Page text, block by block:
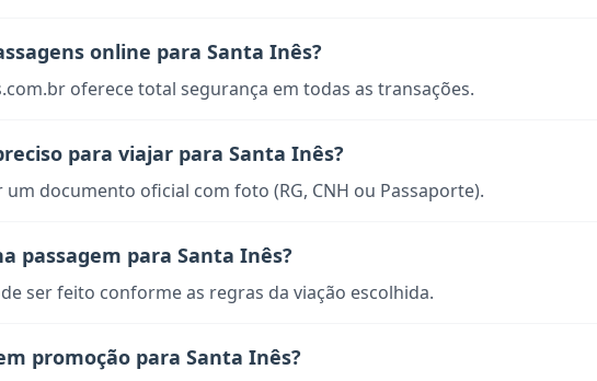
online para Santa Inês?
oferece total segurança em todas as transações.
para viajar para Santa Inês?
documento oficial com foto (RG, CNH ou Passaporte).
passagem para Santa Inês?
ser feito conforme as regras da viação escolhida.
promoção para Santa Inês?